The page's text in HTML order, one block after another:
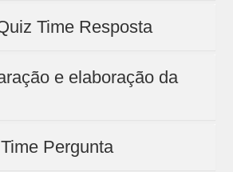
Time Resposta
e elaboração da
Pergunta